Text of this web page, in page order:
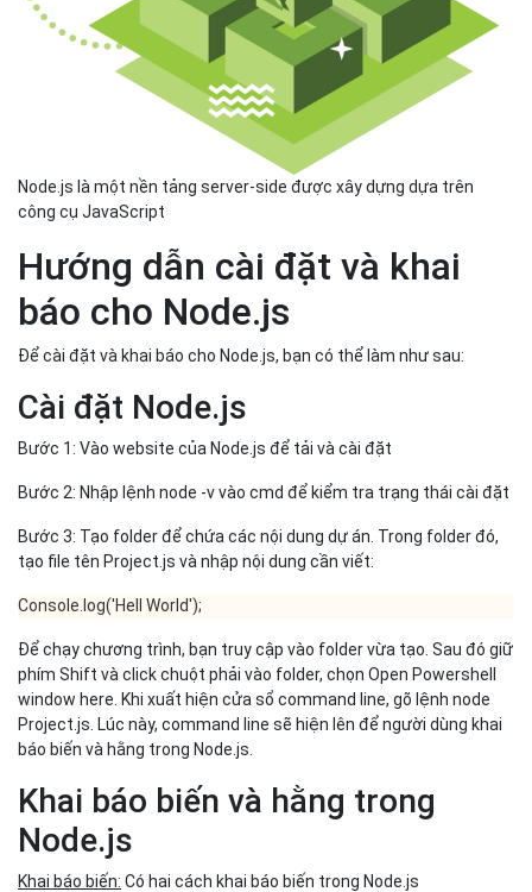
Node.js là một nền tảng server-side được xây dựng dựa trên
công cụ JavaScript
Hướng dẫn cài đặt và khai
báo cho Node.js
Để cài đặt và khai báo cho Node.js, bạn có thể làm như sau:
Cài đặt Node.js
Bước 1: Vào website của Node.js để tải và cài đặt
Bước 2: Nhập lệnh node -v vào cmd để kiểm tra trạng thái cài đặt
Bước 3: Tạo folder để chứa các nội dung dự án. Trong folder đó,
tạo file tên Project.js và nhập nội dung cần viết:
Console.log('Hell World');
Để chạy chương trình, bạn truy cập vào folder vừa tạo. Sau đó giữ
phím Shift và click chuột phải vào folder, chọn Open Powershell
window here. Khi xuất hiện cửa sổ command line, gõ lệnh node
Project.js. Lúc này, command line sẽ hiện lên để người dùng khai
báo biến và hằng trong Node.js.
Khai báo biến và hằng trong
Node.js
Khai báo biến: Có hai cách khai báo biến trong Node.js